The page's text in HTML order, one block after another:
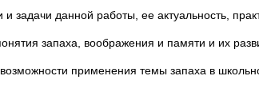
задачи данной работы, ее актуальность,
запаха, воображения и памяти и их
применения темы запаха в